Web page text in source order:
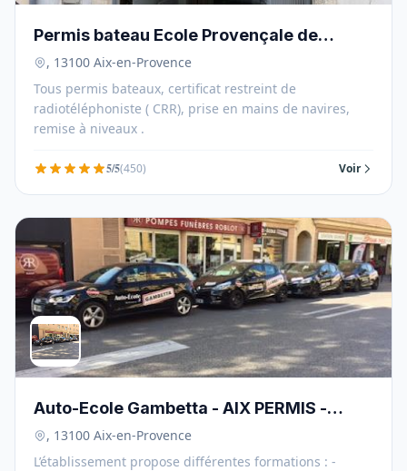
Permis bateau Ecole Provençale de
Navigation"" - 13100
, 13100 Aix-en-Provence
Tous permis bateaux, certificat restreint de
radiotéléphoniste ( CRR), prise en mains de navires,
remise à niveaux .
5/5(450) Voir
Auto-Ecole Gambetta - AIX PERMIS -
13100
, 13100 Aix-en-Provence
L’établissement propose différentes formations : -